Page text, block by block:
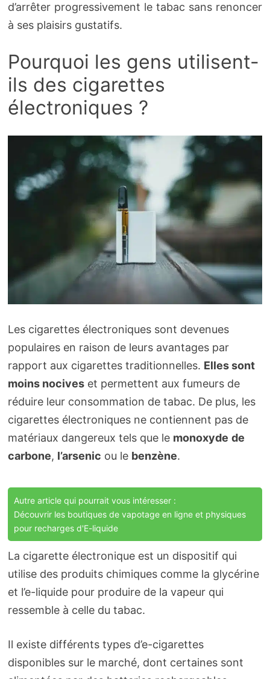
d’arrêter progressivement le tabac sans renoncer
à ses plaisirs gustatifs.
Pourquoi les gens utilisent-
ils des cigarettes
électroniques ?
Les cigarettes électroniques sont devenues
populaires en raison de leurs avantages par
rapport aux cigarettes traditionnelles. Elles sont
moins nociveset permettent aux fumeurs de
réduire leur consommation de tabac. De plus, les
cigarettes électroniques ne contiennent pas de
matériaux dangereux tels que le monoxyde de
carbone, l’arsenic ou le benzène.
Autre article qui pourrait vous intéresser :
Découvrir les boutiques de vapotage en ligne et physiques
pour recharges d'E-liquide
La cigarette électronique est un dispositif qui
utilise des produits chimiques comme la glycérine
et l’e-liquide pour produire de la vapeur qui
ressemble à celle du tabac.
Il existe différents types d’e-cigarettes
disponibles sur le marché, dont certaines sont